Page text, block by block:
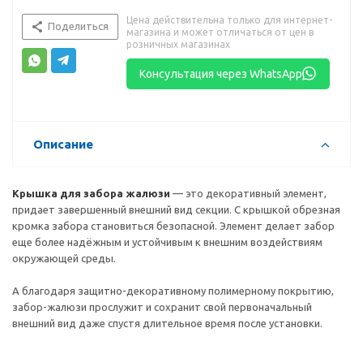
Поделиться
Цена действительна только для интернет-
магазина и может отличаться от цен в
розничных магазинах
Консультация через WhatsApp
Описание
Крышка для забора жалюзи — это декоративный элемент,
придает завершенный внешний вид секции. С крышкой обрезная
кромка забора становиться безопасной. Элемент делает забор
еще более надёжным и устойчивым к внешним воздействиям
окружающей среды.
А благодаря защитно-декоративному полимерному покрытию,
забор-жалюзи прослужит и сохранит свой первоначальный
внешний вид даже спустя длительное время после установки.